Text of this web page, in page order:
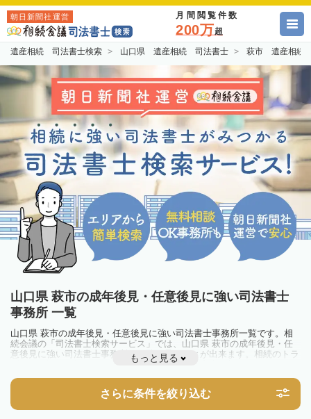
朝日新聞社運営 月間閲覧件数
200万超
遺産相続 司法書士検索 山口県 遺産相続 司法書士 萩市 遺産相続
山口県 萩市の成年後見・任意後見に強い司法書士
事務所 一覧
山口県 萩市の成年後見・任意後見に強い司法書士事務所一覧です。相
続会議の「司法書士検索サービス」では、山口県 萩市の成年後見・任
意後見に強い司法書士事務所を一覧で見ることが出来ます。相続のトラ
ブルやお悩みを抱えている方は一度近隣の司法書士に相談してみましょ
もっと見る
さらに条件を絞り込む